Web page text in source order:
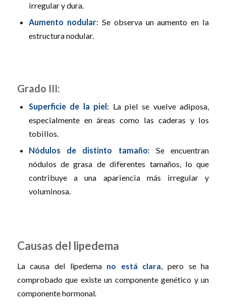
irregular y dura.
Aumento nodular: Se observa un aumento en la
estructura nodular.
Grado III:
Superficie de la piel: La piel se vuelve adiposa,
especialmente en áreas como las caderas y los
tobillos.
Nódulos de distinto tamaño: Se encuentran
nódulos de grasa de diferentes tamaños, lo que
contribuye a una apariencia más irregular y
voluminosa.
Causas del lipedema
La causa del lipedema no está clara , pero se ha
comprobado que existe un componente genético y un
componente hormonal.